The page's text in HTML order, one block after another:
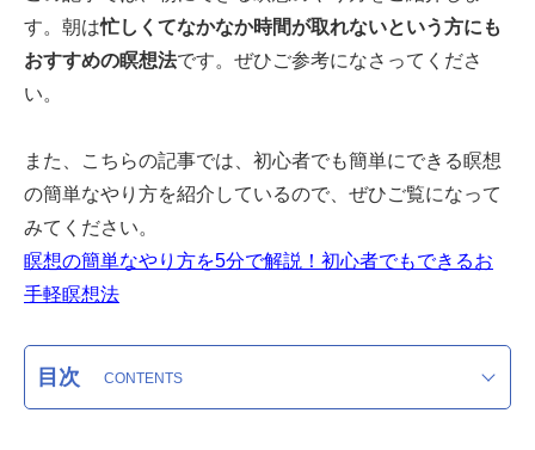
す。朝は忙しくてなかなか時間が取れないという方にも
おすすめの瞑想法です。ぜひご参考になさってくださ
い。
また、こちらの記事では、初心者でも簡単にできる瞑想
の簡単なやり方を紹介しているので、ぜひご覧になって
みてください。
瞑想の簡単なやり方を5分で解説！初心者でもできるお
手軽瞑想法
目次